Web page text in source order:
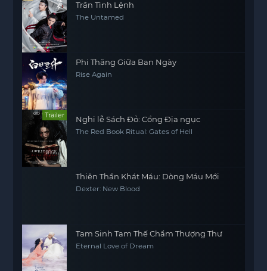
Trần Tình Lệnh
The Untamed
Phi Thăng Giữa Ban Ngày
Rise Again
Trailer Nghi lễ Sách Đỏ: Cổng Địa ngục
The Red Book Ritual: Gates of Hell
Thiên Thần Khát Máu: Dòng Máu Mới
Dexter: New Blood
Tam Sinh Tam Thế Chẩm Thượng Thư
Eternal Love of Dream